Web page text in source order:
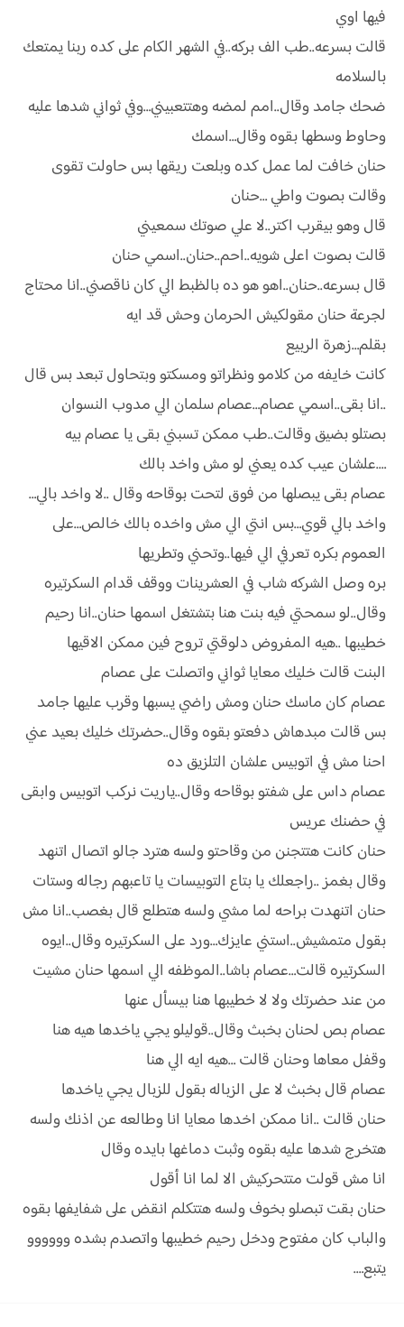
فيها اوي
قالت بسرعه..طب الف بركه..في الشهر الكام على كده ربنا يمتعك
بالسلامه
ضحك جامد وقال..امم لمضه وهتتعبيني…وفي ثواني شدها عليه
وحاوط وسطها بقوه وقال…اسمك
حنان خافت لما عمل كده وبلعت ريقها بس حاولت تقوى
وقالت بصوت واطي …حنان
قال وهو بيقرب اكتر..لا علي صوتك سمعيني
قالت بصوت اعلى شويه..احم..حنان..اسمي حنان
قال بسرعه..حنان..اهو هو ده بالظبط الي كان ناقصني..انا محتاج
لجرعة حنان مقولكيش الحرمان وحش قد ايه
بقلم…زهرة الربيع
كانت خايفه من كلامو ونظراتو ومسكتو وبتحاول تبعد بس قال
..انا بقى..اسمي عصام…عصام سلمان الي مدوب النسوان
بصتلو بضيق وقالت..طب ممكن تسبني بقى يا عصام بيه
….علشان عيب كده يعني لو مش واخد بالك
عصام بقى يبصلها من فوق لتحت بوقاحه وقال ..لا واخد بالي…
واخد بالي قوي…بس انتي الي مش واخده بالك خالص…على
العموم بكره تعرفي الي فيها..وتحني وتطريها
بره وصل الشركه شاب في العشرينات ووقف قدام السكرتيره
وقال..لو سمحتي فيه بنت هنا بتشتغل اسمها حنان..انا رحيم
خطيبها ..هيه المفروض دلوقتي تروح فين ممكن الاقيها
البنت قالت خليك معايا ثواني واتصلت على عصام
عصام كان ماسك حنان ومش راضي يسبها وقرب عليها جامد
بس قالت مبدهاش دفعتو بقوه وقال..حضرتك خليك بعيد عني
احنا مش في اتوبيس علشان التلزيق ده
عصام داس على شفتو بوقاحه وقال..ياريت نركب اتوبيس وابقى
في حضنك عريس
حنان كانت هتتجنن من وقاحتو ولسه هترد جالو اتصال اتنهد
وقال بغمز ..راجعلك يا بتاع التوبيسات يا تاعبهم رجاله وستات
حنان اتنهدت براحه لما مشي ولسه هتطلع قال بغصب..انا مش
بقول متمشيش..استني عايزك…ورد على السكرتيره وقال..ايوه
السكرتيره قالت…عصام باشا..الموظفه الي اسمها حنان مشيت
من عند حضرتك ولا لا خطيبها هنا بيسأل عنها
عصام بص لحنان بخبث وقال..قوليلو يجي ياخدها هيه هنا
وقفل معاها وحنان قالت …هيه ايه الي هنا
عصام قال بخبث لا على الزباله بقول للزبال يجي ياخدها
حنان قالت ..انا ممكن اخدها معايا انا وطالعه عن اذنك ولسه
هتخرج شدها عليه بقوه وثبت دماغها بايده وقال
انا مش قولت متتحركيش الا لما انا أقول
حنان بقت تبصلو بخوف ولسه هتتكلم انقض على شفايفها بقوه
والباب كان مفتوح ودخل رحيم خطيبها واتصدم بشده وووووو
يتبع….